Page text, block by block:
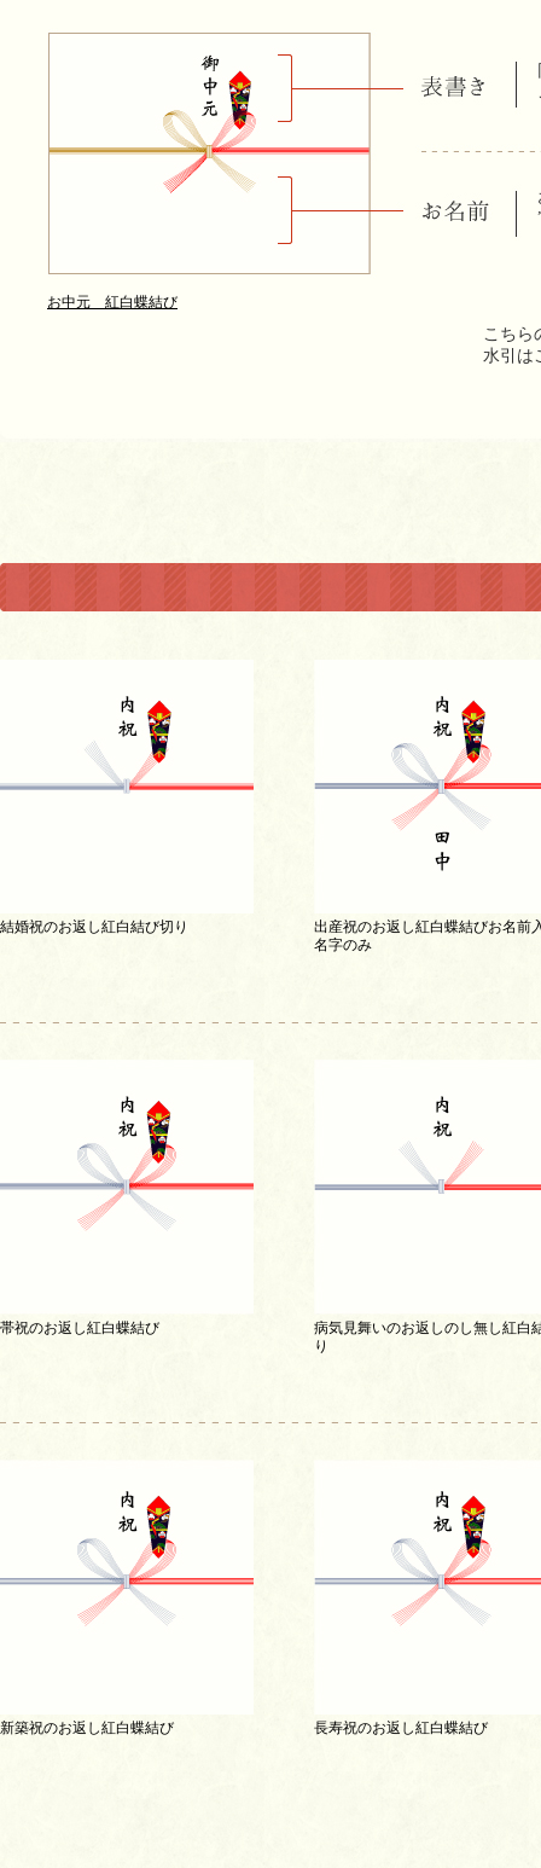
こちら
水引は
お中元 紅白蝶結び
結婚祝のお返し紅白結び切り
出産祝のお返し紅白蝶結びお名前
名字のみ
帯祝のお返し紅白蝶結び
病気見舞いのお返しのし無し紅白
り
新築祝のお返し紅白蝶結び 長寿祝のお返し紅白蝶結び